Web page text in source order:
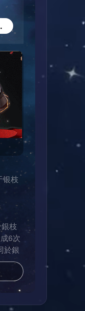
予至勳
银枝
枝
6次
於銀